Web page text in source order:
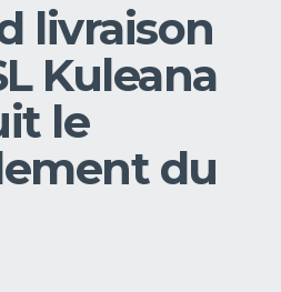
livraison
Kuleana
le
du